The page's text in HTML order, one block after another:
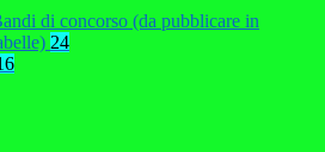
di concorso (da pubblicare in
24